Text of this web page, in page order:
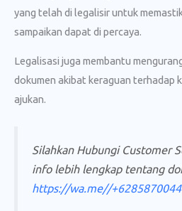
yang telah di legalisir untuk
sampaikan dapat di percaya.
Legalisasi juga membantu
dokumen akibat keraguan terhadap
ajukan.
Silahkan Hubungi Customer
info lebih lengkap tentang
https://wa.me//